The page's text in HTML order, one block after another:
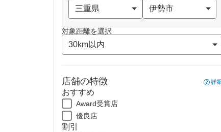
対象距離を選択
店舗の特徴 詳
おすすめ
Award受賞店
優良店
割引